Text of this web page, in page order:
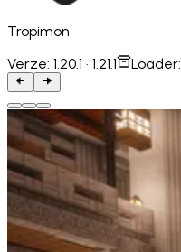
Tropimon
Verze: 1.20.1 · 1.21.1 Loader: